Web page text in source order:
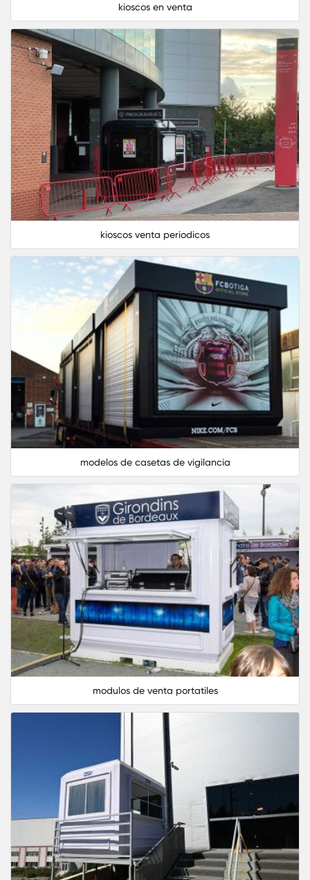
kioscos en venta
kioscos venta periodicos
modelos de casetas de vigilancia
modulos de venta portatiles